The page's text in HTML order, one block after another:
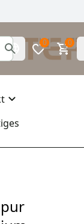
0 0